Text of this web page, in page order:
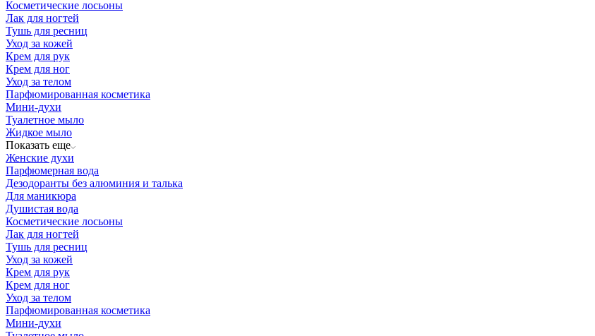
Косметические лосьоны
Лак для ногтей
Тушь для ресниц
Уход за кожей
Крем для рук
Крем для ног
Уход за телом
Парфюмированная косметика
Мини-духи
Туалетное мыло
Жидкое мыло
Показать еще
Женские духи
Парфюмерная вода
Дезодоранты без алюминия и талька
Для маникюра
Душистая вода
Косметические лосьоны
Лак для ногтей
Тушь для ресниц
Уход за кожей
Крем для рук
Крем для ног
Уход за телом
Парфюмированная косметика
Мини-духи